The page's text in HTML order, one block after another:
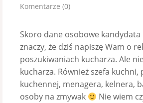
Komentarze (0)
Skoro dane osobowe
znaczy, że dziś napiszę Wam o
poszukiwaniach kucharza. Ale
kucharza. Również szefa kuchni,
kuchennej, menagera, kelnera,
osoby na zmywak
Nie wiem